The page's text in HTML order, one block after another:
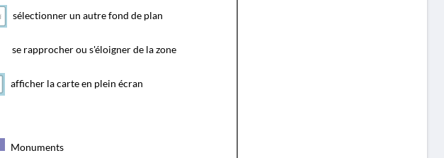
sélectionner un autre fond de plan
se rapprocher ou s'éloigner de la zone
afficher la carte en plein écran
Monuments